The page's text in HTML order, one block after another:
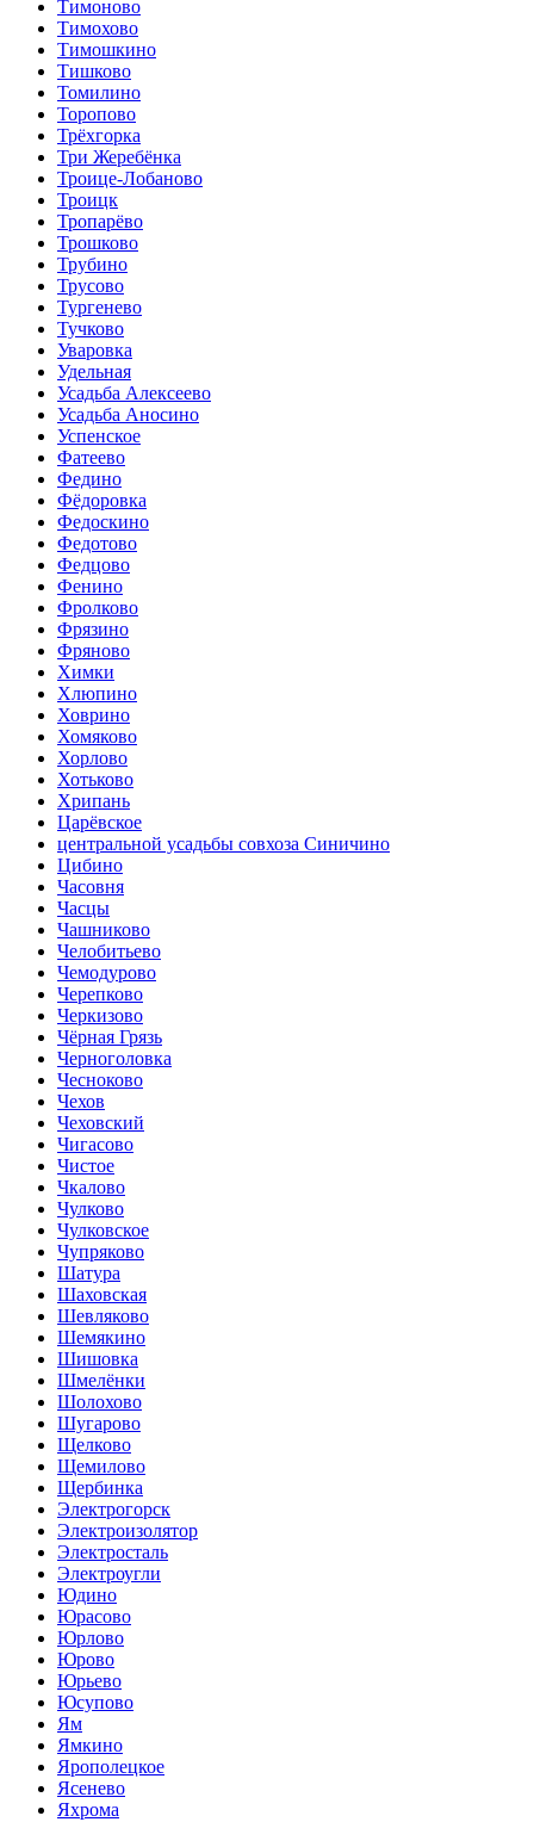
Тимоново
Тимохово
Тимошкино
Тишково
Томилино
Торопово
Трёхгорка
Три Жеребёнка
Троице-Лобаново
Троицк
Тропарёво
Трошково
Трубино
Трусово
Тургенево
Тучково
Уваровка
Удельная
Усадьба Алексеево
Усадьба Аносино
Успенское
Фатеево
Федино
Фёдоровка
Федоскино
Федотово
Федцово
Фенино
Фролково
Фрязино
Фряново
Химки
Хлюпино
Ховрино
Хомяково
Хорлово
Хотьково
Хрипань
Царёвское
центральной усадьбы совхоза Синичино
Цибино
Часовня
Часцы
Чашниково
Челобитьево
Чемодурово
Черепково
Черкизово
Чёрная Грязь
Черноголовка
Чесноково
Чехов
Чеховский
Чигасово
Чистое
Чкалово
Чулково
Чулковское
Чупряково
Шатура
Шаховская
Шевляково
Шемякино
Шишовка
Шмелёнки
Шолохово
Шугарово
Щелково
Щемилово
Щербинка
Электрогорск
Электроизолятор
Электросталь
Электроугли
Юдино
Юрасово
Юрлово
Юрово
Юрьево
Юсупово
Ям
Ямкино
Ярополецкое
Ясенево
Яхрома